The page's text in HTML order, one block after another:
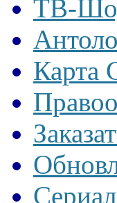
ТВ-
Карта